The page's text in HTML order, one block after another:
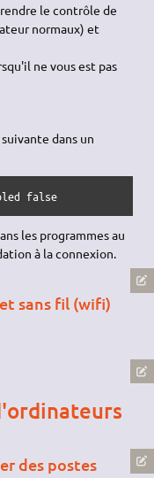
le contrôle de
normaux) et
ne vous est pas
dans un
false
les programmes au
à la connexion.
sans fil (wifi)
des postes